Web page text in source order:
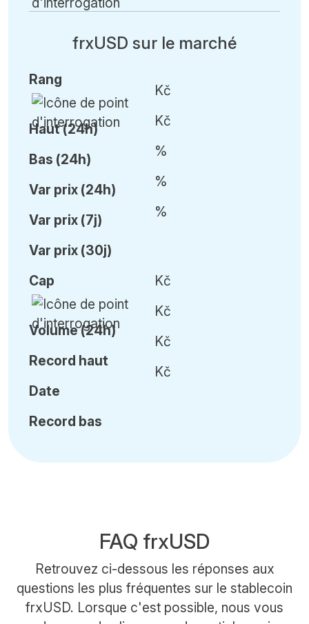
frxUSD sur le marché
Rang
Haut (24h)
Bas (24h)
Var prix (24h)
Var prix (7j)
Var prix (30j)
Kč
Kč
%
%
%
Cap
Volume (24h)
Record haut
Date
Record bas
Kč
Kč
Kč
Kč
FAQ frxUSD
Retrouvez ci-dessous les réponses aux
questions les plus fréquentes sur le stablecoin
frxUSD. Lorsque c'est possible, nous vous